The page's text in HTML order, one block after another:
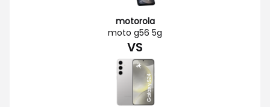
motorola
moto g56 5g
VS